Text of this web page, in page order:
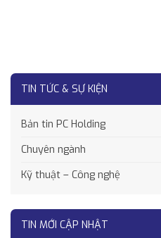
TIN TỨC & SỰ KIỆN
Bản tin PC Holding
Chuyên ngành
Kỹ thuật – Công nghệ
TIN MỚI CẬP NHẬT